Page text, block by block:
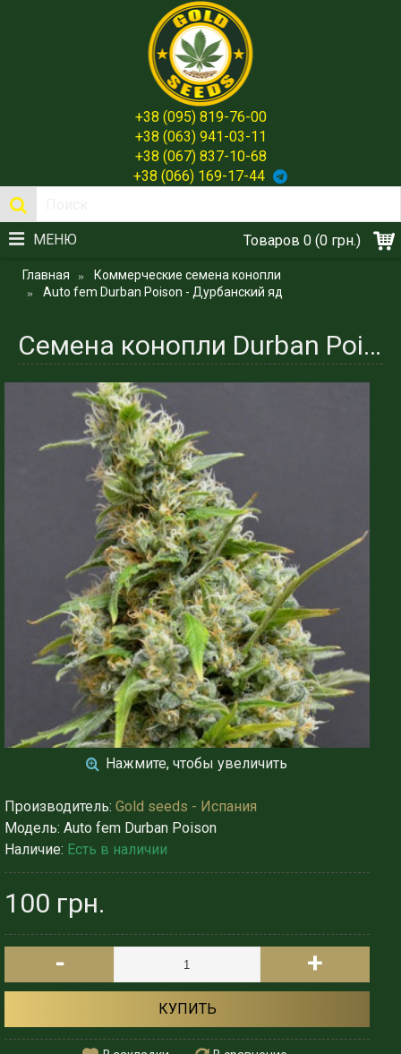
+38 (095) 819-76-00
+38 (063) 941-03-11
+38 (067) 837-10-68
+38 (066) 169-17-44
Товаров 0 (0 грн.)
МЕНЮ
Главная
Коммерческие семена конопли
Auto fem Durban Poison - Дурбанский яд
Семена конопли Durban Poison - Дурбан Яд - Gold Seeds Испания
Нажмите, чтобы увеличить
Производитель: Gold seeds - Испания
Модель: Auto fem Durban Poison
Наличие: Есть в наличии
100 грн.
-
+
КУПИТЬ